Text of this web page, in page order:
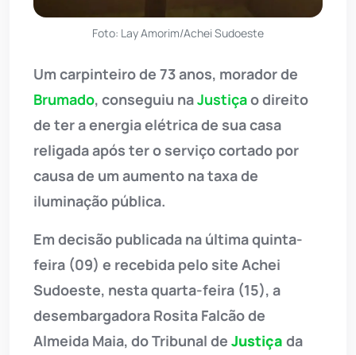
Foto: Lay Amorim/Achei Sudoeste
Um carpinteiro de 73 anos, morador de
Brumado, conseguiu naJustiçao direito
de ter a energia elétrica de sua casa
religada após ter o serviço cortado por
causa de um aumento na taxa de
iluminação pública.
Em decisão publicada na última quinta-
feira (09) e recebida pelo site Achei
Sudoeste, nesta quarta-feira (15), a
desembargadora Rosita Falcão de
Almeida Maia, do Tribunal de Justiça da